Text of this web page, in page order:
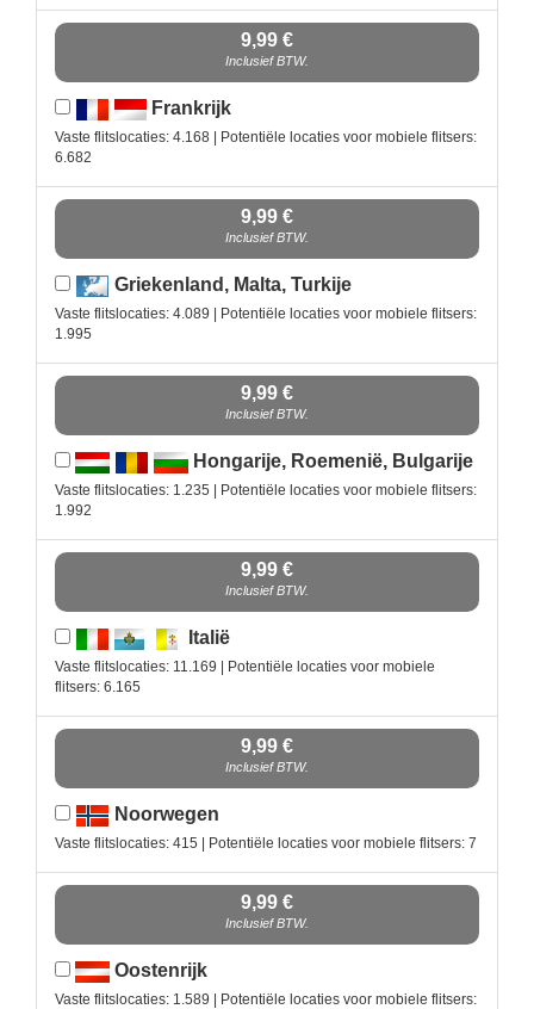
9,99 €
Inclusief BTW.
Frankrijk
Vaste flitslocaties: 4.168 | Potentiële locaties voor mobiele flitsers:
6.682
9,99 €
Inclusief BTW.
Griekenland, Malta, Turkije
Vaste flitslocaties: 4.089 | Potentiële locaties voor mobiele flitsers:
1.995
9,99 €
Inclusief BTW.
Hongarije, Roemenië, Bulgarije
Vaste flitslocaties: 1.235 | Potentiële locaties voor mobiele flitsers:
1.992
9,99 €
Inclusief BTW.
Italië
Vaste flitslocaties: 11.169 | Potentiële locaties voor mobiele
flitsers: 6.165
9,99 €
Inclusief BTW.
Noorwegen
Vaste flitslocaties: 415 | Potentiële locaties voor mobiele flitsers: 7
9,99 €
Inclusief BTW.
Oostenrijk
Vaste flitslocaties: 1.589 | Potentiële locaties voor mobiele flitsers: